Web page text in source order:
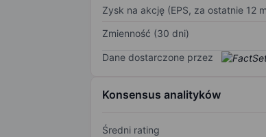
Zysk na akcję (EPS, za ostatnie 12
Zmienność (30 dni)
Dane dostarczone przez
Konsensus analityków
Średni rating